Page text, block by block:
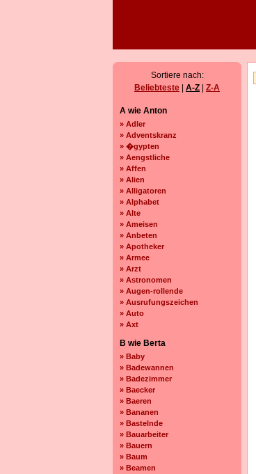
Sortiere nach:
Beliebteste
A-Z Z-A
A wie Anton
» Adler
» Adventskranz
» �gypten
» Aengstliche
» Affen
» Alien
» Alligatoren
» Alphabet
» Alte
» Ameisen
» Anbeten
» Apotheker
» Armee
» Arzt
» Astronomen
» Augen-rollende
» Ausrufungszeichen
» Auto
» Axt
B wie Berta
» Baby
» Badewannen
» Badezimmer
» Baecker
» Baeren
» Bananen
» Bastelnde
» Bauarbeiter
» Bauern
» Baum
» Beamen